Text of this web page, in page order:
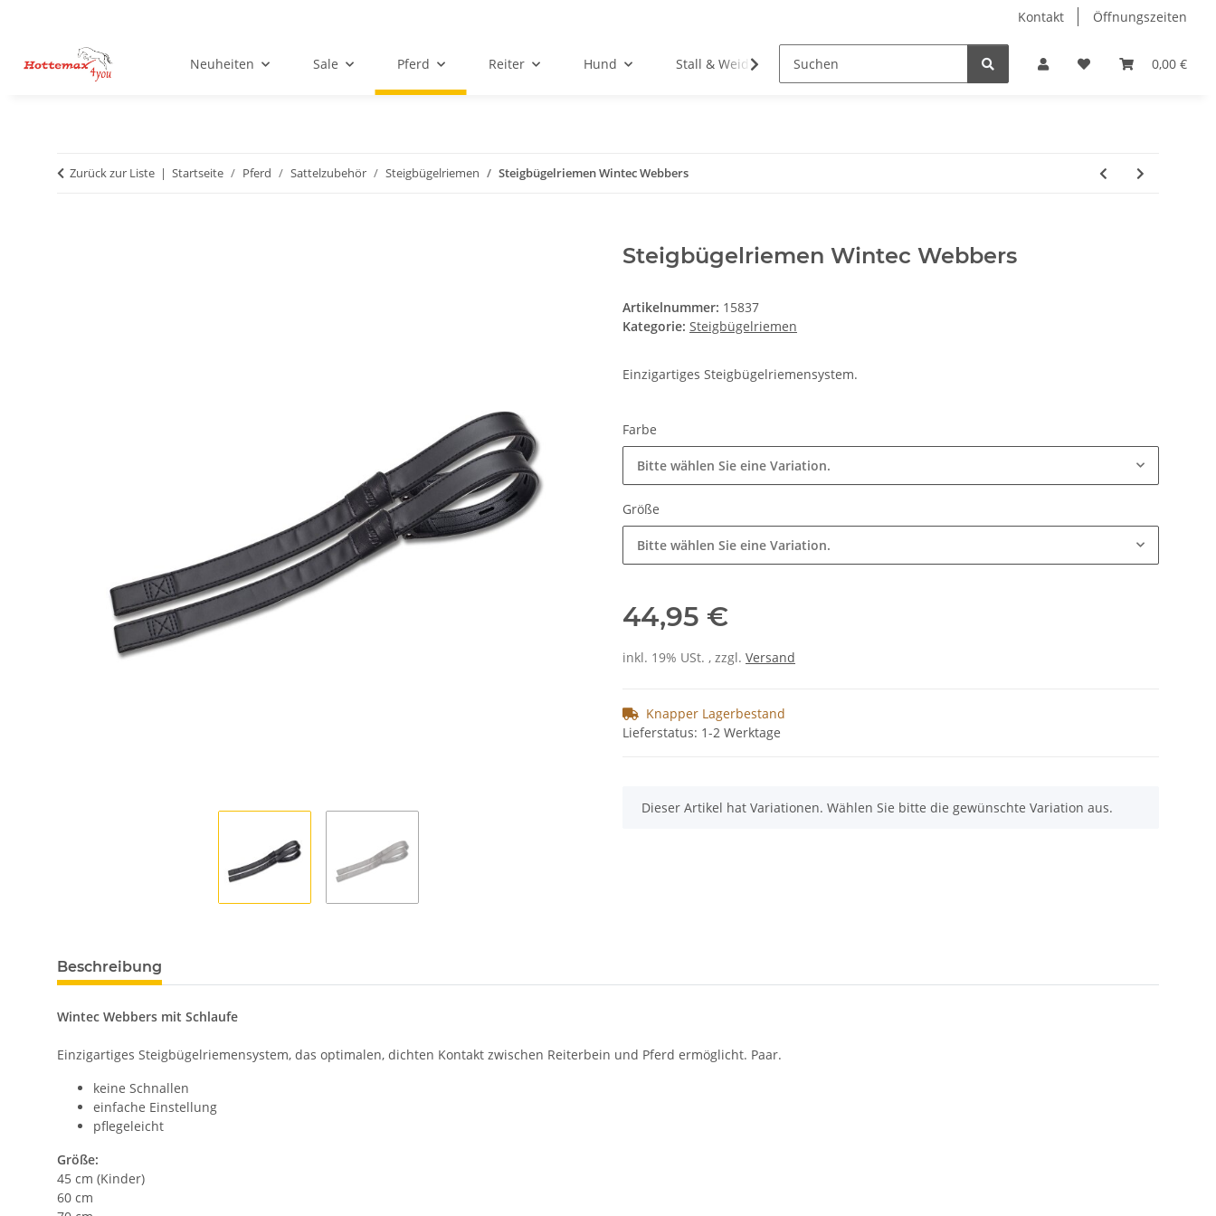
Kontakt Öffnungszeiten
0,00 €
Neuheiten Sale Pferd Reiter Hund Stall & Weide Hobby Horse Dienstleistungen Geschenkartikel &
Zurück zur Liste Startseite Pferd Sattelzubehör Steigbügelriemen Steigbügelriemen Wintec Webbers
Steigbügelriemen Wintec Webbers
Artikelnummer: 15837
Kategorie: Steigbügelriemen
Einzigartiges Steigbügelriemensystem.
Farbe
Bitte wählen Sie eine Variation.
Größe
Bitte wählen Sie eine Variation.
44,95 €
inkl. 19% USt. , zzgl. Versand
Knapper Lagerbestand
Lieferstatus: 1-2 Werktage
x
Dieser Artikel hat Variationen. Wählen Sie bitte die gewünschte Variation aus.
Beschreibung
Wintec Webbers mit Schlaufe
Einzigartiges Steigbügelriemensystem, das optimalen, dichten Kontakt zwischen Reiterbein und Pferd ermöglicht. Paar.
keine Schnallen
einfache Einstellung
pflegeleicht
Größe:
45 cm (Kinder)
60 cm